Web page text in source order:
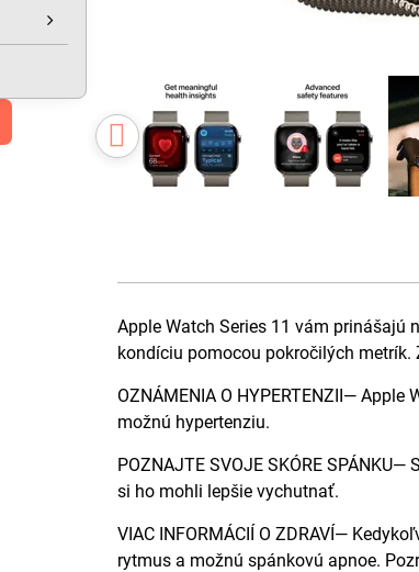
Apple Watch Series 11 vám prinášajú
kondíciu pomocou pokročilých metrík.
OZNÁMENIA O HYPERTENZII—
možnú hypertenziu.
POZNAJTE SVOJE SKÓRE
si ho mohli lepšie vychutnať.
VIAC INFORMÁCIÍ O ZDRAVÍ—
rytmus a možnú spánkovú apnoe.